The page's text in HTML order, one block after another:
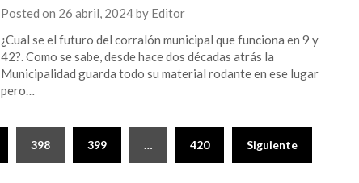
Posted on 26 abril, 2024by Editor
¿Cual se el futuro del corralón municipal que funciona en 9 y
42?. Como se sabe, desde hace dos décadas atrás la
Municipalidad guarda todo su material rodante en ese lugar
pero…
398 399 … 420 Siguiente